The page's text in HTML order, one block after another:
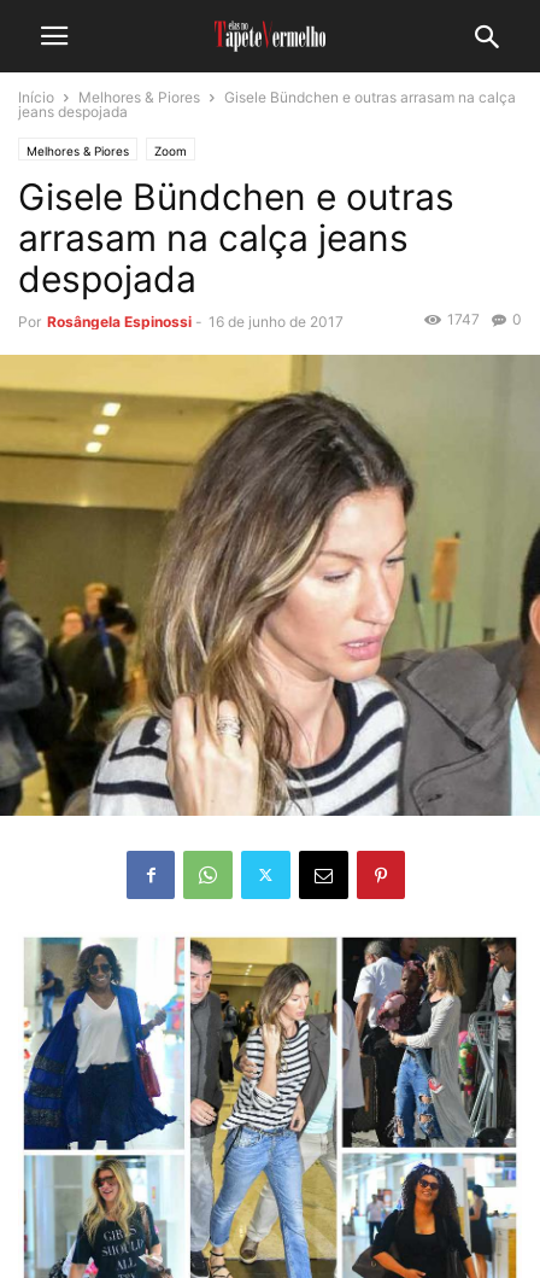
Início Melhores & Piores
Gisele Bündchen e outras arrasam na calça
jeans despojada
Melhores & Piores Zoom
Gisele Bündchen e outras
arrasam na calça jeans
despojada
Por Rosângela Espinossi - 16 de junho de 2017 0
1747